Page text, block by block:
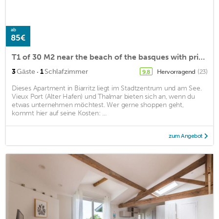
ab
85€
T1 of 30 M2 near the beach of the basques with private parking space
3Gäste · 1Schlafzimmer 9,8 Hervorragend (23)
Dieses Apartment in Biarritz liegt im Stadtzentrum und am See.
Vieux Port (Alter Hafen) und Thalmar bieten sich an, wenn du
etwas unternehmen möchtest. Wer gerne shoppen geht,
kommt hier auf seine Kosten: ...
zum Angebot